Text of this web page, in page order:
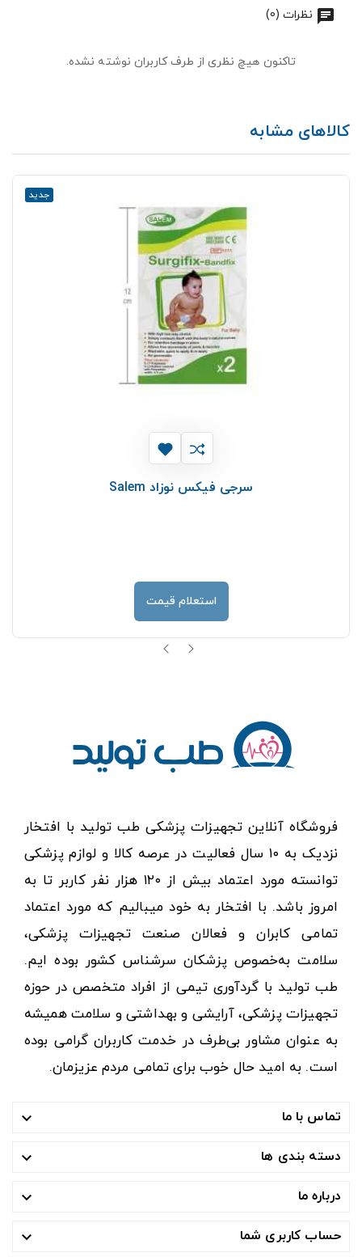
نظرات (0)
تاکنون هیچ نظری از طرف کاربران نوشته نشده.
کالاهای مشابه
جدید
سرجی فیکس نوزاد Salem
استعلام قیمت
فروشگاه آنلاین تجهیزات پزشکی طب تولید با افتخار
نزدیک به ۱۰ سال فعالیت در عرصه کالا و لوازم پزشکی
توانسته مورد اعتماد بیش از ۱۲۰ هزار نفر کاربر تا به
امروز باشد. با افتخار به خود میبالیم که مورد اعتماد
تمامی کابران و فعالان صنعت تجهیزات پزشکی،
سلامت به‌خصوص پزشکان سرشناس کشور بوده ایم.
طب تولید با گردآوری تیمی از افراد متخصص در حوزه
تجهیزات پزشکی، آرایشی و بهداشتی و سلامت همیشه
به عنوان مشاور بی‌طرف در خدمت کاربران گرامی بوده
است. به امید حال خوب برای تمامی مردم عزیزمان.
تماس با ما 
دسته بندی ها 
درباره ما 
حساب کاربری شما 